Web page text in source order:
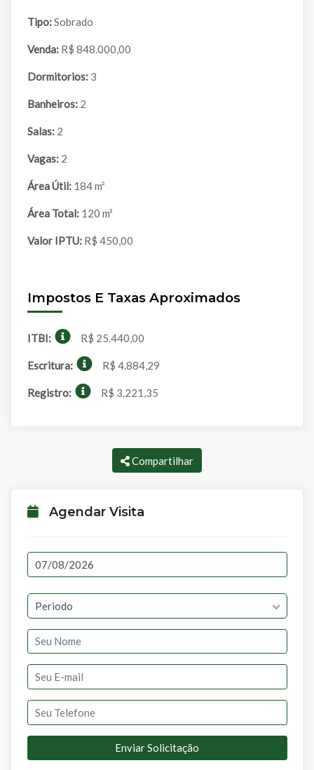
Tipo: Sobrado
Venda: R$ 848.000,00
Dormitorios: 3
Banheiros: 2
Salas: 2
Vagas: 2
Área Útil: 184 m²
Área Total: 120 m²
Valor IPTU: R$ 450,00
Impostos E Taxas Aproximados
ITBI: R$ 25.440,00
Escritura: R$ 4.884,29
Registro: R$ 3.221,35
Compartilhar
Agendar Visita
Periodo
Enviar Solicitação